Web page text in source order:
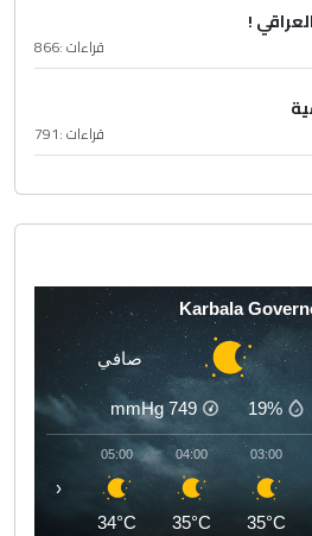
!
قراءات :866
قراءات :791
Karbala
صافي
19%
749
mmHg
03:00
35°C
04:00
35°C
05:00
34°C
‹